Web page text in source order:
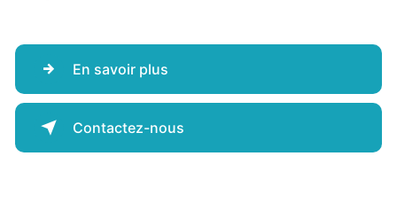
En savoir plus
Contactez-nous